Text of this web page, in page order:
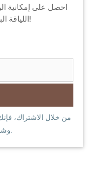
احصل على إمكانية
اللياقة البدنية والتغذية لدينا!
من خلال الاشتراك،
وشروط الخدمة.